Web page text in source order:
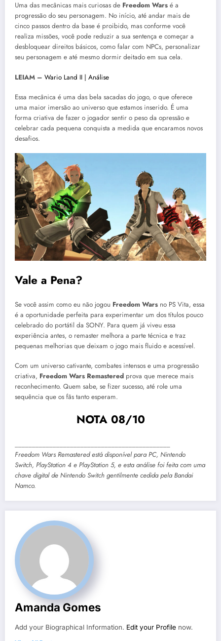
Uma das mecânicas mais curiosas de Freedom Wars é a
progressão do seu personagem. No início, até andar mais de
cinco passos dentro da base é proibido, mas conforme você
realiza missões, você pode reduzir a sua sentença e começar a
desbloquear direitos básicos, como falar com NPCs, personalizar
seu personagem e até mesmo dormir deitado em sua cela.
LEIAM – Wario Land II | Análise
Essa mecânica é uma das bela sacadas do jogo, o que oferece
uma maior imersão ao universo que estamos inserido. É uma
forma criativa de fazer o jogador sentir o peso da opressão e
celebrar cada pequena conquista a medida que encaramos novos
desafios.
Vale a Pena?
Se você assim como eu não jogou Freedom Wars no PS Vita, essa
é a oportunidade perfeita para experimentar um dos títulos pouco
celebrado do portátil da SONY. Para quem já viveu essa
experiência antes, o remaster melhora a parte técnica e traz
pequenas melhorias que deixam o jogo mais fluido e acessível.
Com um universo cativante, combates intensos e uma progressão
criativa, Freedom Wars Remastered prova que merece mais
reconhecimento. Quem sabe, se fizer sucesso, até role uma
sequência que os fãs tanto esperam.
NOTA 08/10
Freedom Wars Remastered está disponível para PC, Nintendo
Switch, PlayStation 4 e PlayStation 5, e esta análise foi feita com uma
chave digital de Nintendo Switch gentilmente cedida pela Bandai
Namco.
Amanda Gomes
Add your Biographical Information. Edit your Profile now.